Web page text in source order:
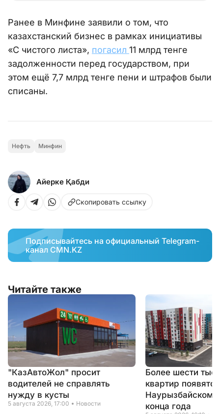
Ранее в Минфине заявили о том, что
казахстанский бизнес в рамках инициативы
«С чистого листа», погасил 11 млрд тенге
задолженности перед государством, при
этом ещё 7,7 млрд тенге пени и штрафов были
списаны.
Нефть Минфин
Айерке Қабди
Скопировать ссылку
Подписывайтесь на официальный Telegram-
канал CMN.KZ
Читайте также
"КазАвтоЖол" просит
водителей не справлять
нужду в кусты
5 августа 2026, 17:00 Новости
Более шести
квартир
Наурызбайском
конца года